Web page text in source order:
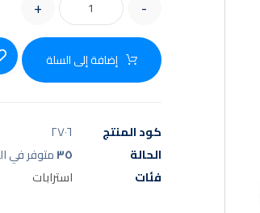
-
+
إضافة إلى السلة
كود المنتج
٢٧٠٦
الحالة
٣٥متوفر في
فئات
استرابات